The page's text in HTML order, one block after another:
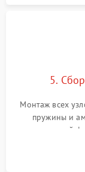
5.
Монтаж всех
пружины и
надежной
герметиком для